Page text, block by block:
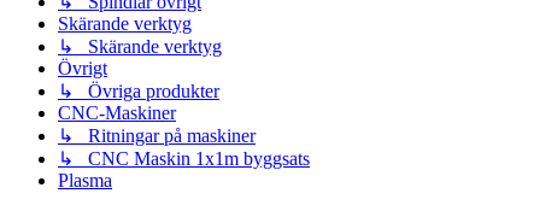
Skärande verktyg
↳ Skärande verktyg
Övrigt
↳ Övriga produkter
CNC-Maskiner
↳ Ritningar på maskiner
↳ CNC Maskin 1x1m byggsats
Plasma